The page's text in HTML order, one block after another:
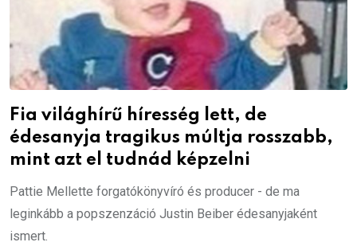
Fia világhírű híresség lett, de
édesanyja tragikus múltja rosszabb,
mint azt el tudnád képzelni
Pattie Mellette forgatókönyvíró és producer - de ma
leginkább a popszenzáció Justin Beiber édesanyjaként
ismert.